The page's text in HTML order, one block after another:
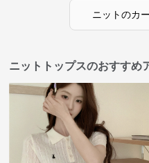
ニットのカ
ニットトップスのおすすめ